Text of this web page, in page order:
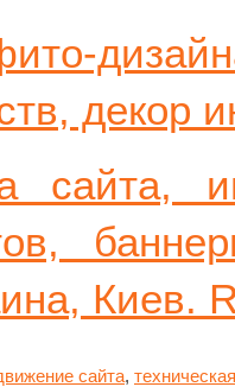
декор
сайта,
Киев.
сайта,